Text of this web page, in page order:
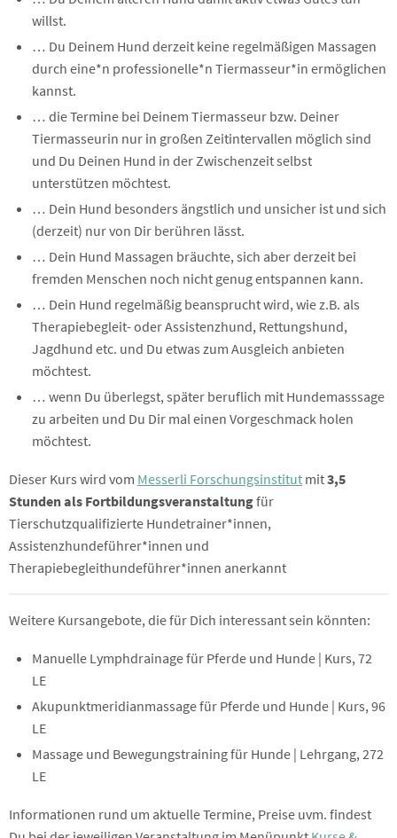
willst.
… Du Deinem Hund derzeit keine regelmäßigen Massagen
durch eine*n professionelle*n Tiermasseur*in ermöglichen
kannst.
… die Termine bei Deinem Tiermasseur bzw. Deiner
Tiermasseurin nur in großen Zeitintervallen möglich sind
und Du Deinen Hund in der Zwischenzeit selbst
unterstützen möchtest.
… Dein Hund besonders ängstlich und unsicher ist und sich
(derzeit) nur von Dir berühren lässt.
… Dein Hund Massagen bräuchte, sich aber derzeit bei
fremden Menschen noch nicht genug entspannen kann.
… Dein Hund regelmäßig beansprucht wird, wie z.B. als
Therapiebegleit- oder Assistenzhund, Rettungshund,
Jagdhund etc. und Du etwas zum Ausgleich anbieten
möchtest.
… wenn Du überlegst, später beruflich mit Hundemasssage
zu arbeiten und Du Dir mal einen Vorgeschmack holen
möchtest.
Dieser Kurs wird vom Messerli Forschungsinstitut mit3,5
Stunden als Fortbildungsveranstaltungfür
Tierschutzqualifizierte Hundetrainer*innen,
Assistenzhundeführer*innen und
Therapiebegleithundeführer*innen anerkannt
Weitere Kursangebote, die für Dich interessant sein könnten:
Manuelle Lymphdrainage für Pferde und Hunde | Kurs, 72
LE
Akupunktmeridianmassage für Pferde und Hunde | Kurs, 96
LE
Massage und Bewegungstraining für Hunde | Lehrgang, 272
LE
Informationen rund um aktuelle Termine, Preise uvm. findest